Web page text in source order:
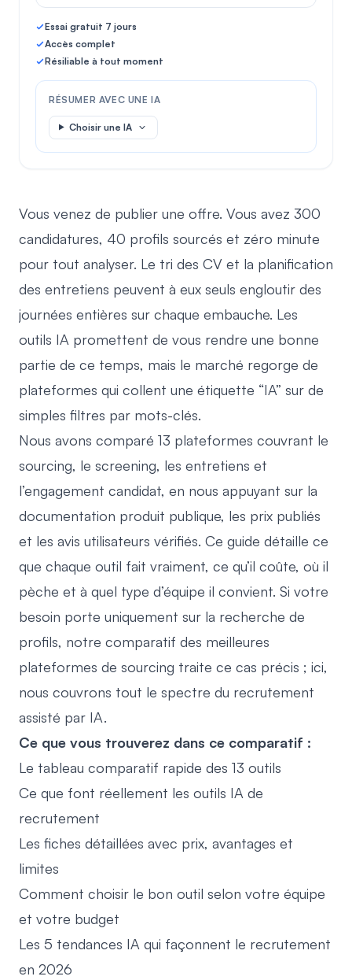
Essai gratuit 7 jours
Accès complet
Résiliable à tout moment
RÉSUMER AVEC UNE IA
Choisir une IA
Vous venez de publier une offre. Vous avez 300
candidatures, 40 profils sourcés et zéro minute
pour tout analyser. Le tri des CV et la planification
des entretiens peuvent à eux seuls engloutir des
journées entières sur chaque embauche. Les
outils IA promettent de vous rendre une bonne
partie de ce temps, mais le marché regorge de
plateformes qui collent une étiquette “IA” sur de
simples filtres par mots-clés.
Nous avons comparé 13 plateformes couvrant le
sourcing, le screening, les entretiens et
l’engagement candidat, en nous appuyant sur la
documentation produit publique, les prix publiés
et les avis utilisateurs vérifiés. Ce guide détaille ce
que chaque outil fait vraiment, ce qu’il coûte, où il
pèche et à quel type d’équipe il convient. Si votre
besoin porte uniquement sur la recherche de
profils, notre comparatif des meilleures
plateformes de sourcing traite ce cas précis ; ici,
nous couvrons tout le spectre du recrutement
assisté par IA.
Ce que vous trouverez dans ce comparatif :
Le tableau comparatif rapide des 13 outils
Ce que font réellement les outils IA de
recrutement
Les fiches détaillées avec prix, avantages et
limites
Comment choisir le bon outil selon votre équipe
et votre budget
Les 5 tendances IA qui façonnent le recrutement
en 2026